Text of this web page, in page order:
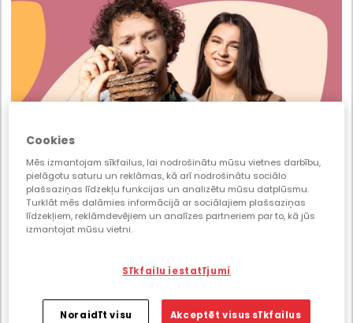
Pilngraudu jaunumi no Hanzas Maiznīcas –
https://www.pilngraudi.lv/.
Izvēloties pārtiku un, protams, maizi, mēs arvien
lai gan daudziem pilngraudu produkti asociējas ar
nozīmi bieži izraisa apmulsumu.
Cookies
Mēs izmantojam sīkfailus, lai nodrošinātu mūsu vietnes darbību,
pielāgotu saturu un reklāmas, kā arī nodrošinātu sociālo
plašsaziņas līdzekļu funkcijas un analizētu mūsu datplūsmu.
Turklāt mēs dalāmies informācijā ar sociālajiem plašsaziņas
līdzekļiem, reklāmdevējiem un analīzes partneriem par to, kā jūs
izmantojat mūsu vietni.
Sīkfailu iestatījumi
Noraidīt visu Akceptēt visus sīkfailus